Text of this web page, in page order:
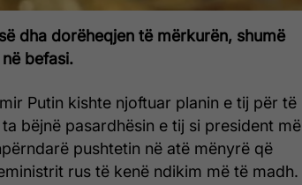
dha dorëheqjen të mërkurën, shumë
befasi.
Putin kishte njoftuar planin e tij për të
bëjnë pasardhësin e tij si president më
pushtetin në atë mënyrë që
rus të kenë ndikim më të madh.